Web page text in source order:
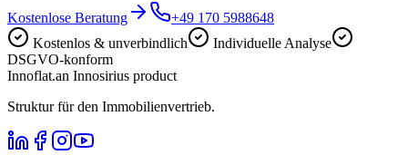
Kostenlose Beratung
+49 170 5988648
Kostenlos & unverbindlich
Individuelle Analyse
DSGVO-konform
Innoflat.an Innosirius product
Struktur für den Immobilienvertrieb.